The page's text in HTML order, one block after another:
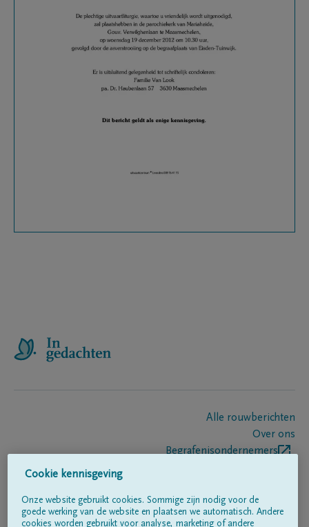
Alle rouwberichten
Over ons
Begrafenisondernemers
Volg ons op
Cookie kennisgeving
Onze website gebruikt cookies. Sommige zijn nodig voor de
goede werking van de website en plaatsen we automatisch. Andere
cookies worden gebruikt voor analyse, marketing of andere